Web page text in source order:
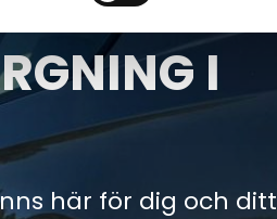
I
här för dig och ditt